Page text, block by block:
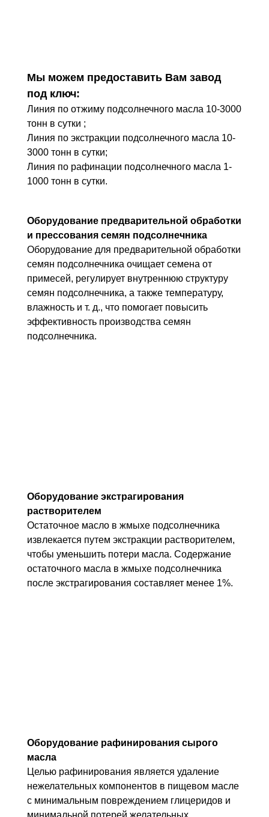
Мы можем предоставить Вам завод
под ключ:
Линия по отжиму подсолнечного масла 10-3000
тонн в сутки ;
Линия по экстракции подсолнечного масла 10-
3000 тонн в сутки;
Линия по рафинации подсолнечного масла 1-
1000 тонн в сутки.
Оборудование предварительной обработки
и прессования семян подсолнечника
Оборудование для предварительной обработки
семян подсолнечника очищает семена от
примесей, регулирует внутреннюю структуру
семян подсолнечника, а также температуру,
влажность и т. д., что помогает повысить
эффективность производства семян
подсолнечника.
Оборудование экстрагирования
растворителем
Остаточное масло в жмыхе подсолнечника
извлекается путем экстракции растворителем,
чтобы уменьшить потери масла. Содержание
остаточного масла в жмыхе подсолнечника
после экстрагирования составляет менее 1%.
Оборудование рафинирования сырого
масла
Целью рафинирования является удаление
нежелательных компонентов в пищевом масле
с минимальным повреждением глицеридов и
минимальной потерей желательных